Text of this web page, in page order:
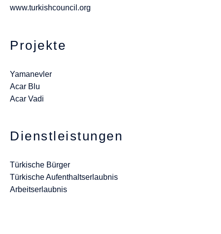
www.turkishcouncil.org
Projekte
Yamanevler
Acar Blu
Acar Vadi
Dienstleistungen
Türkische Bürger
Türkische Aufenthaltserlaubnis
Arbeitserlaubnis